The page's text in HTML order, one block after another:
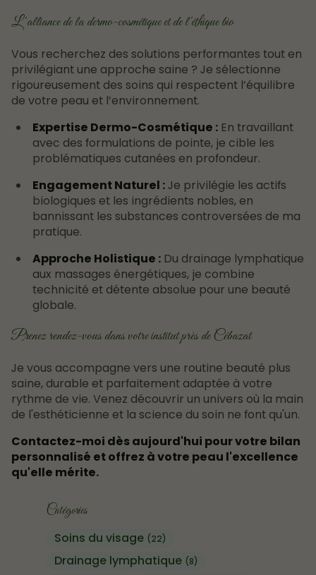
Catégories
Soins du visage (22)
Drainage lymphatique (8)
L’alliance de la dermo-cosmétique et de l'éthique bio
Vous recherchez des solutions performantes tout en
privilégiant une approche saine ? Je sélectionne
rigoureusement des soins qui respectent l’équilibre
de votre peau et l’environnement.
Expertise Dermo-Cosmétique :En travaillant
avec des formulations de pointe, je cible les
problématiques cutanées en profondeur.
Engagement Naturel :Je privilégie les actifs
biologiques et les ingrédients nobles, en
bannissant les substances controversées de ma
pratique.
Approche Holistique :Du drainage lymphatique
aux massages énergétiques, je combine
technicité et détente absolue pour une beauté
globale.
Prenez rendez-vous dans votre institut près de Cébazat
Je vous accompagne vers une routine beauté plus
saine, durable et parfaitement adaptée à votre
rythme de vie. Venez découvrir un univers où la main
de l'esthéticienne et la science du soin ne font qu'un.
Contactez-moi dès aujourd'hui pour votre bilan
personnalisé et offrez à votre peau l'excellence
qu'elle mérite.